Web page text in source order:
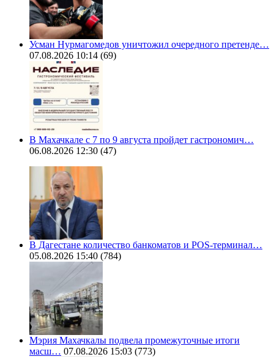
Усман Нурмагомедов уничтожил очередного претенде…
07.08.2026 10:14 (69)
В Махачкале с 7 по 9 августа пройдет гастрономич…
06.08.2026 12:30 (47)
В Дагестане количество банкоматов и POS-терминал…
05.08.2026 15:40 (784)
Мэрия Махачкалы подвела промежуточные итоги
масш… 07.08.2026 15:03 (773)